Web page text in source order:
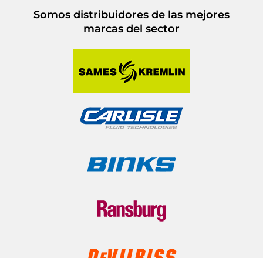
Somos distribuidores de las mejores
marcas del sector